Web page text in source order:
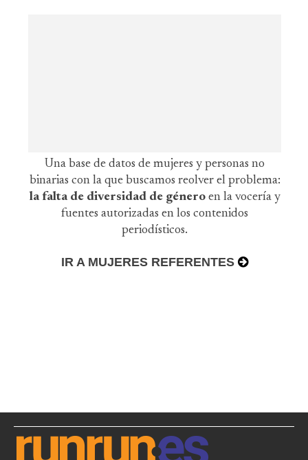
Una base de datos de mujeres y personas no
binarias con la que buscamos reolver el problema:
la falta de diversidad de género en la vocería y
fuentes autorizadas en los contenidos
periodísticos.
IR A MUJERES REFERENTES